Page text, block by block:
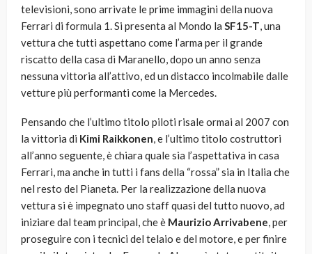
televisioni, sono arrivate le prime immagini della nuova
Ferrari di formula 1. Si presenta al Mondo la SF15-T, una
vettura che tutti aspettano come l’arma per il grande
riscatto della casa di Maranello, dopo un anno senza
nessuna vittoria all’attivo, ed un distacco incolmabile dalle
vetture più performanti come la Mercedes.
Pensando che l’ultimo titolo piloti risale ormai al 2007 con
la vittoria di Kimi Raikkonen, e l’ultimo titolo costruttori
all’anno seguente, è chiara quale sia l’aspettativa in casa
Ferrari, ma anche in tutti i fans della “rossa” sia in Italia che
nel resto del Pianeta. Per la realizzazione della nuova
vettura si è impegnato uno staff quasi del tutto nuovo, ad
iniziare dal team principal, che è Maurizio Arrivabene, per
proseguire con i tecnici del telaio e del motore, e per finire